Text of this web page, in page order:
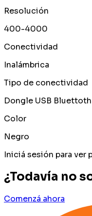
Resolución
400-4000
Conectividad
Inalámbrica
Tipo de conectividad
Dongle USB Bluettoth
Color
Negro
Iniciá sesión para ver
¿Todavía no
Comenzá ahora